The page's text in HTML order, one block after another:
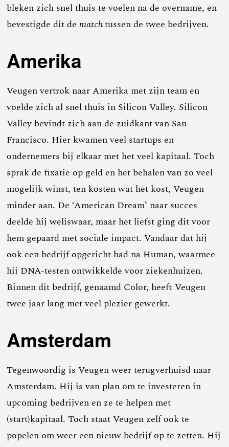
bleken zich snel thuis te voelen na de overname, en
bevestigde dit dematchtussen de twee bedrijven.
Amerika
Veugen vertrok naar Amerika met zijn team en
voelde zich al snel thuis in Silicon Valley. Silicon
Valley bevindt zich aan de zuidkant van San
Francisco. Hier kwamen veel startups en
ondernemers bij elkaar met het veel kapitaal. Toch
sprak de fixatie op geld en het behalen van zo veel
mogelijk winst, ten kosten wat het kost, Veugen
minder aan. De ‘American Dream’ naar succes
deelde hij weliswaar, maar het liefst ging dit voor
hem gepaard met sociale impact. Vandaar dat hij
ook een bedrijf opgericht had na Human, waarmee
hij DNA-testen ontwikkelde voor ziekenhuizen.
Binnen dit bedrijf, genaamd Color, heeft Veugen
twee jaar lang met veel plezier gewerkt.
Amsterdam
Tegenwoordig is Veugen weer terugverhuisd naar
Amsterdam. Hij is van plan om te investeren in
upcoming bedrijven en ze te helpen met
(start)kapitaal. Toch staat Veugen zelf ook te
popelen om weer een nieuw bedrijf op te zetten. Hij